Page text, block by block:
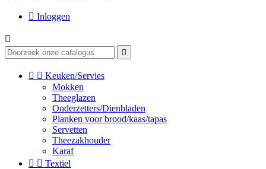
 Inloggen


  Keuken/Servies
Mokken
Theeglazen
Onderzetters/Dienbladen
Planken voor brood/kaas/tapas
Servetten
Theezakhouder
Karaf
  Textiel